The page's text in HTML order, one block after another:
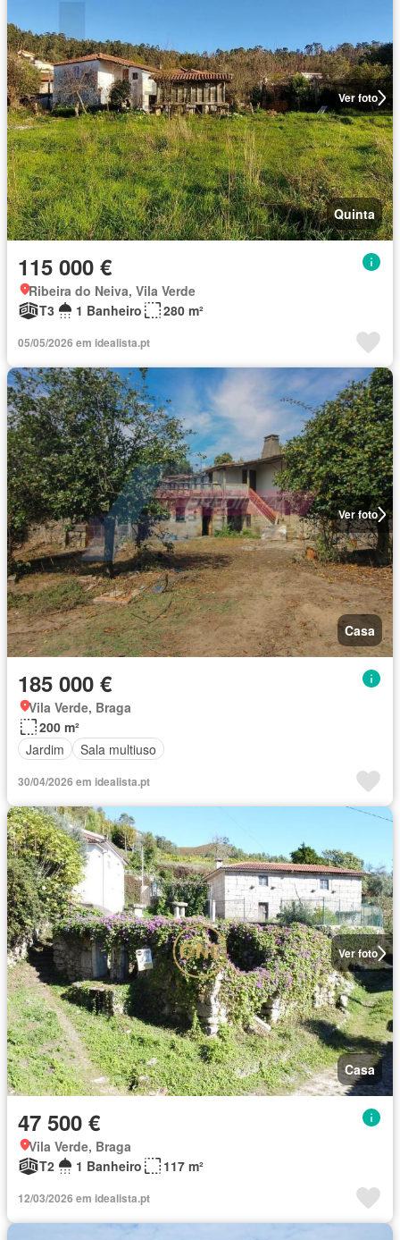
Ver foto
Quinta
115 000 €
Ribeira do Neiva, Vila Verde
T3
1 Banheiro 280 m²
05/05/2026 em idealista.pt
Ver foto
Casa
185 000 €
Vila Verde, Braga
200 m²
Jardim
Sala multiuso
30/04/2026 em idealista.pt
Ver foto
Casa
47 500 €
Vila Verde, Braga
T2
1 Banheiro 117 m²
12/03/2026 em idealista.pt